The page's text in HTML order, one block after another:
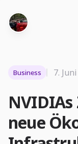
NVIDIAs
neue
Business 7.